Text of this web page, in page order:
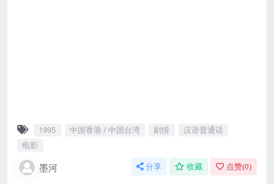
1995 中国香港 / 中国台湾 剧情
汉语普通话
电影
墨河 分享 收藏 点赞(0)